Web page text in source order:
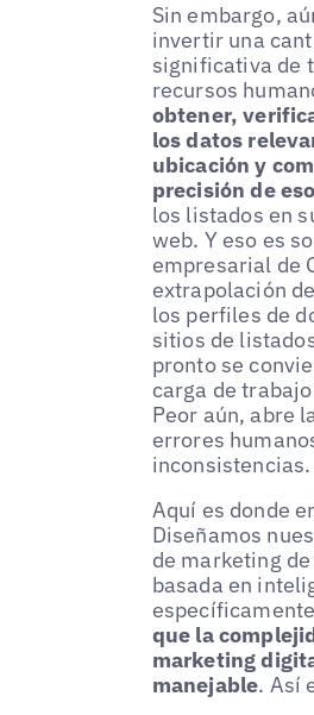
Sin embargo,
invertir una
significativa de
recursos
obtener,
los datos
ubicación y
precisión de
los listados en
web. Y eso es
empresarial de
extrapolación
los perfiles de
sitios de
pronto se
carga de
Peor aún, abre
errores
inconsistencias.
Aquí es donde
Diseñamos
de marketing
basada en
que la
marketing
manejable. Así